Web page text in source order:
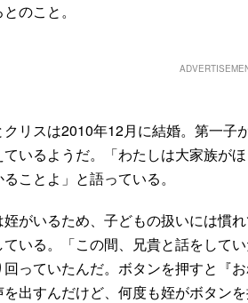
のこと。
リスは2010年12月に結婚。第一子
ているようだ。「わたしは大家族が
ことよ」と語っている。
がいるため、子どもの扱いには慣
ている。「この間、兄貴と話をして
っていたんだ。ボタンを押すと『
を出すんだけど、何度も姪がボタン